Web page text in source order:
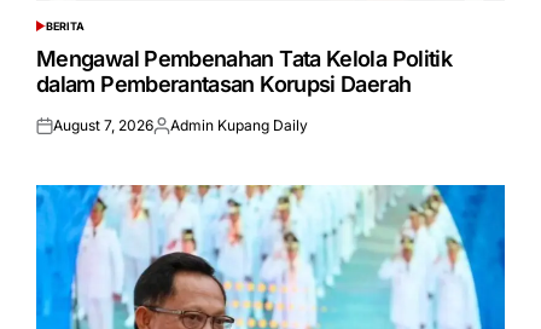
POSTED
IN
BERITA
Mengawal Pembenahan Tata Kelola Politik
dalam Pemberantasan Korupsi Daerah
Posted
August 7, 2026Posted
Admin Kupang Daily